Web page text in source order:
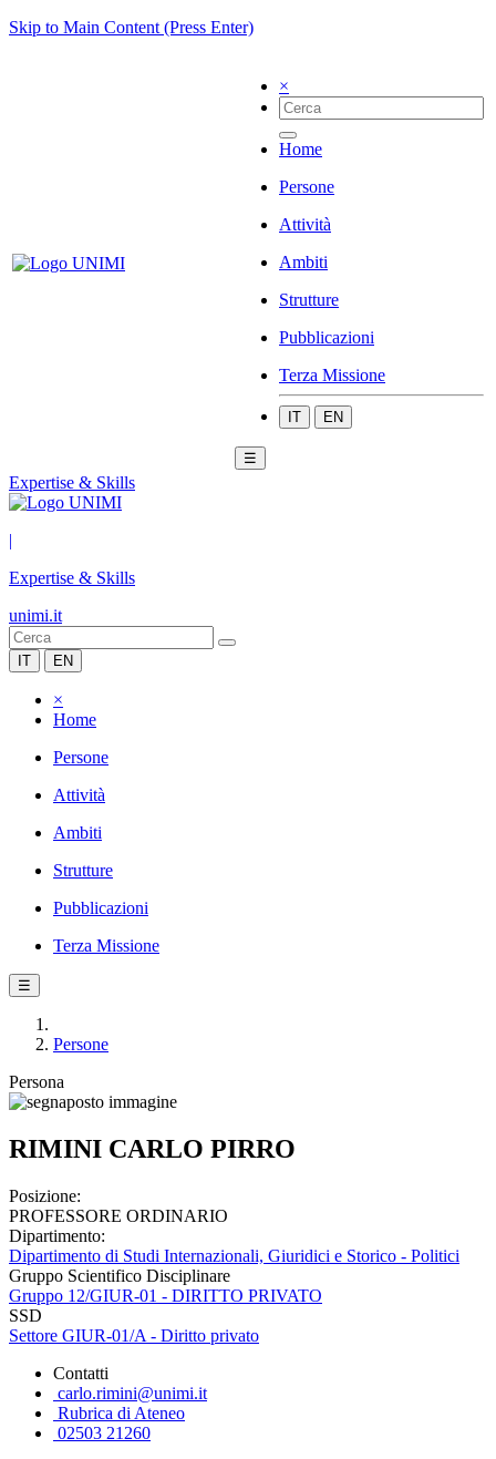
Skip to Main Content (Press Enter)
×
Home
Persone
Attività
Ambiti
Strutture
Pubblicazioni
Terza Missione
IT EN
☰
Expertise & Skills
|
Expertise & Skills
unimi.it
IT EN
×
Home
Persone
Attività
Ambiti
Strutture
Pubblicazioni
Terza Missione
☰
Persone
Persona
RIMINI CARLO PIRRO
Posizione:
PROFESSORE ORDINARIO
Dipartimento:
Dipartimento di Studi Internazionali, Giuridici e Storico - Politici
Gruppo Scientifico Disciplinare
Gruppo 12/GIUR-01 - DIRITTO PRIVATO
SSD
Settore GIUR-01/A - Diritto privato
Contatti
carlo.rimini@unimi.it
Rubrica di Ateneo
02503 21260